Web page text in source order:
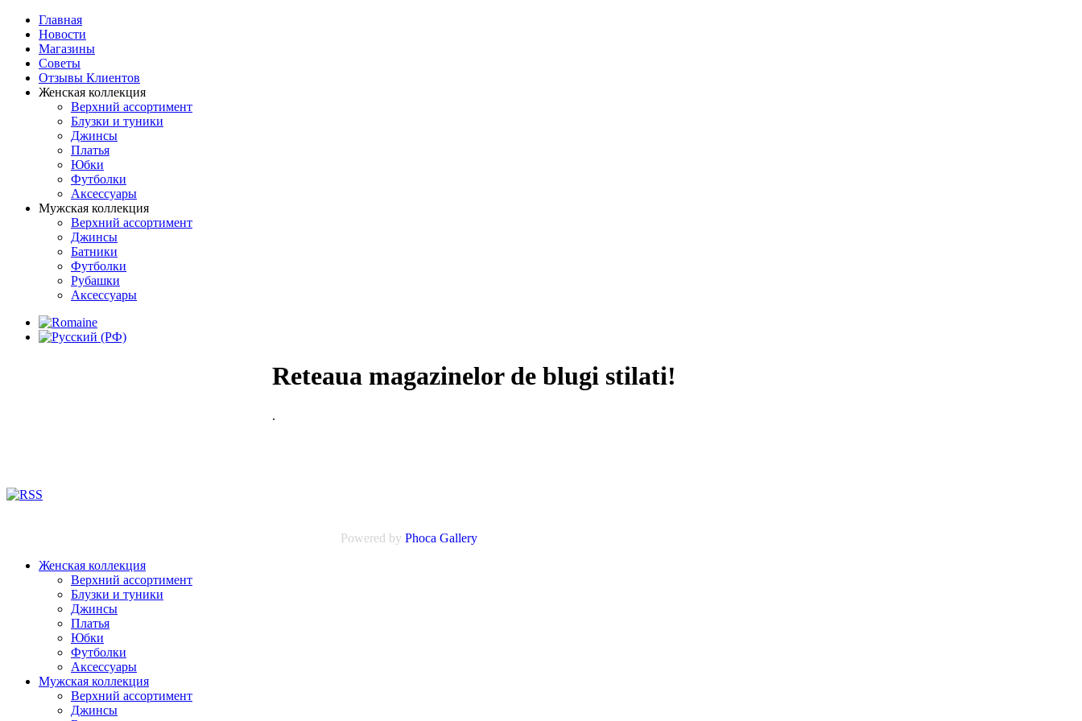
Главная
Новости
Магазины
Советы
Отзывы Клиентов
Женская коллекция
Верхний ассортимент
Блузки и туники
Джинсы
Платья
Юбки
Футболки
Аксессуары
Мужская коллекция
Верхний ассортимент
Джинсы
Батники
Футболки
Рубашки
Аксессуары
Reteaua magazinelor de blugi stilati!
.
Powered by Phoca Gallery
Женская коллекция
Верхний ассортимент
Блузки и туники
Джинсы
Платья
Юбки
Футболки
Аксессуары
Мужская коллекция
Верхний ассортимент
Джинсы